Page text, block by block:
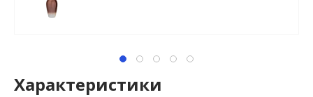
Характеристики